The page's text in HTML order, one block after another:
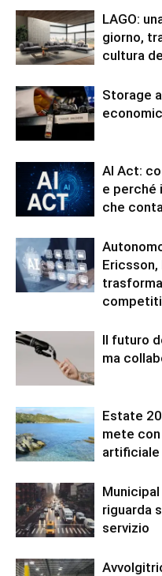
LAGO:
giorno,
cultura
Storage
AI Act:
e perché
che conta
Ericsson,
Il futuro
ma
Estate
mete con
artificiale
riguarda
servizio